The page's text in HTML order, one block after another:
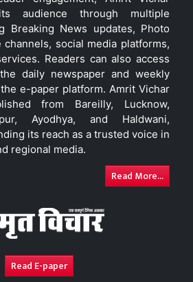
audience through multiple
Breaking News updates, Photo
channels, social media platforms,
Readers can also access
daily newspaper and weekly
e-paper platform. Amrit Vichar
from Bareilly, Lucknow,
Ayodhya, and Haldwani,
its reach as a trusted voice in
regional media.
Read More...
Read E-paper